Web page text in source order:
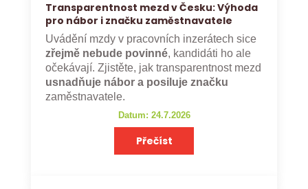
Transparentnost mezd v Česku: Výhoda
pro nábor i značku zaměstnavatele
Uvádění mzdy v pracovních inzerátech sice
zřejmě nebude povinné, kandidáti ho ale
očekávají. Zjistěte, jak transparentnost mezd
usnadňuje nábor a posiluje značku
zaměstnavatele.
Datum: 24.7.2026
Přečíst